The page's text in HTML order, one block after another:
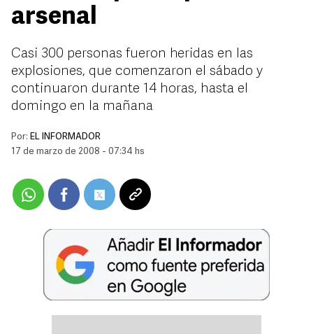
arsenal
Casi 300 personas fueron heridas en las
explosiones, que comenzaron el sábado y
continuaron durante 14 horas, hasta el
domingo en la mañana
Por: EL INFORMADOR
17 de marzo de 2008 - 07:34 hs